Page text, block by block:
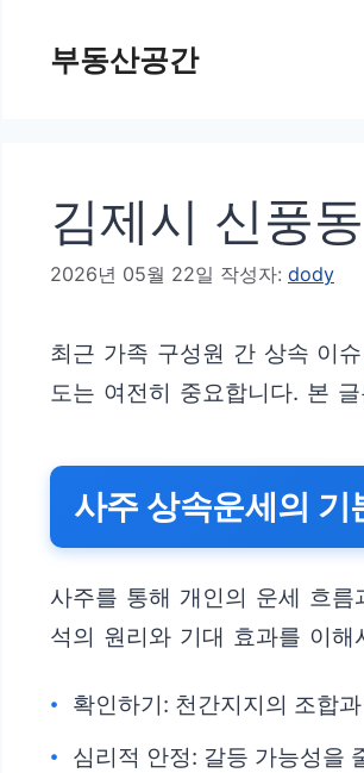
부동산공간
김제시 신풍
2026년 05월 22일 작성자: dody
최근 가족 구성원 간 상속 이
도는 여전히 중요합니다. 본
사주 상속운세의 기
사주를 통해 개인의 운세 흐
석의 원리와 기대 효과를 이
확인하기: 천간지지의 조합
심리적 안정: 갈등 가능성을